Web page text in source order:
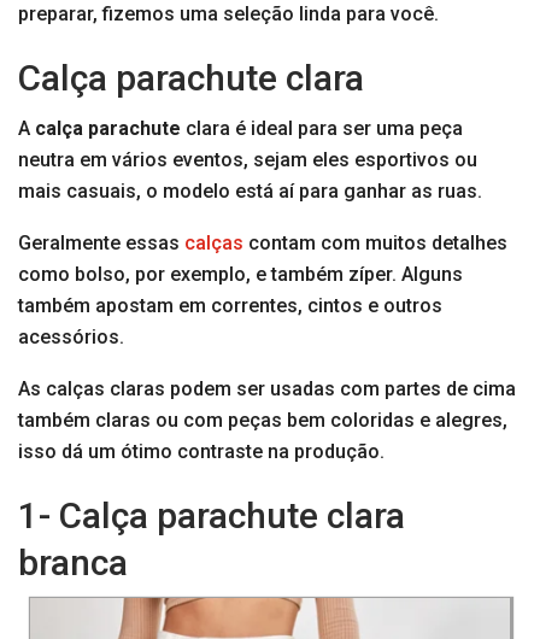
preparar, fizemos uma seleção linda para você.
Calça parachute clara
A calça parachute clara é ideal para ser uma peça
neutra em vários eventos, sejam eles esportivos ou
mais casuais, o modelo está aí para ganhar as ruas.
Geralmente essas calças contam com muitos detalhes
como bolso, por exemplo, e também zíper. Alguns
também apostam em correntes, cintos e outros
acessórios.
As calças claras podem ser usadas com partes de cima
também claras ou com peças bem coloridas e alegres,
isso dá um ótimo contraste na produção.
1- Calça parachute clara
branca